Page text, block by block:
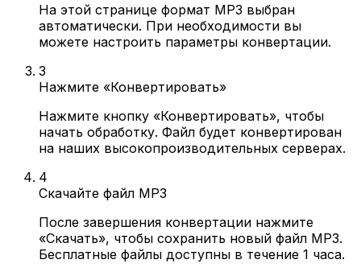
На этой странице формат MP3 выбран
автоматически. При необходимости вы
можете настроить параметры конвертации.
3
Нажмите «Конвертировать»
Нажмите кнопку «Конвертировать», чтобы
начать обработку. Файл будет конвертирован
на наших высокопроизводительных серверах.
4
Скачайте файл MP3
После завершения конвертации нажмите
«Скачать», чтобы сохранить новый файл MP3.
Бесплатные файлы доступны в течение 1 часа.